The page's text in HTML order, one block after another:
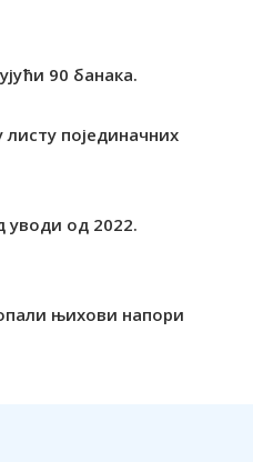
90 банака.
листу појединачних
уводи од 2022.
њихови напори